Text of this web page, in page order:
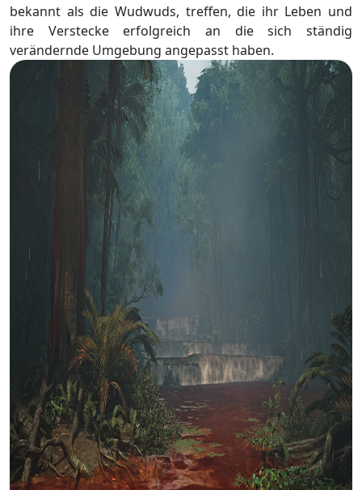
bekannt als die Wudwuds, treffen, die ihr Leben und
ihre Verstecke erfolgreich an die sich ständig
verändernde Umgebung angepasst haben.